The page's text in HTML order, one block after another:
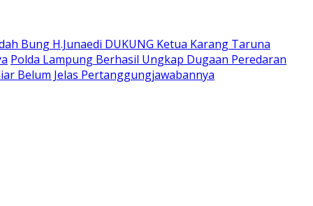
Bung H.Junaedi DUKUNG Ketua Karang Taruna
Polda Lampung Berhasil Ungkap Dugaan Peredaran
Belum Jelas Pertanggungjawabannya